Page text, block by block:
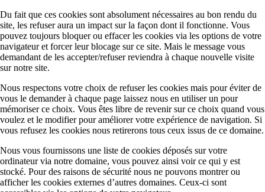
Du fait que ces cookies sont absolument nécessaires au bon rendu du
site, les refuser aura un impact sur la façon dont il fonctionne. Vous
pouvez toujours bloquer ou effacer les cookies via les options de votre
navigateur et forcer leur blocage sur ce site. Mais le message vous
demandant de les accepter/refuser reviendra à chaque nouvelle visite
sur notre site.
Nous respectons votre choix de refuser les cookies mais pour éviter de
vous le demander à chaque page laissez nous en utiliser un pour
mémoriser ce choix. Vous êtes libre de revenir sur ce choix quand vous
voulez et le modifier pour améliorer votre expérience de navigation. Si
vous refusez les cookies nous retirerons tous ceux issus de ce domaine.
Nous vous fournissons une liste de cookies déposés sur votre
ordinateur via notre domaine, vous pouvez ainsi voir ce qui y est
stocké. Pour des raisons de sécurité nous ne pouvons montrer ou
afficher les cookies externes d’autres domaines. Ceux-ci sont